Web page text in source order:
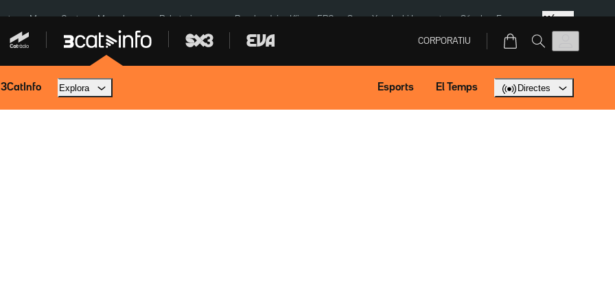
Menors Ceuta Mercabarna Robatoris coure Bombardejos Kíiv ERC SpaceX Isaki Lacuesta Sánchez Europa Més
CORPORATIU
3CatInfo Explora Esports El Temps Directes